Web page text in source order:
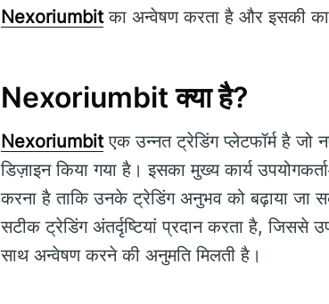
Nexoriumbitका अन्वेषण करता है और इसकी
Nexoriumbit क्या है?
Nexoriumbitएक उन्नत ट्रेडिंग प्लेटफॉर्म है जो
डिज़ाइन किया गया है। इसका मुख्य कार्य
करना है ताकि उनके ट्रेडिंग अनुभव को बढ़ाया
सटीक ट्रेडिंग अंतर्दृष्टियां प्रदान करता है, जिससे
साथ अन्वेषण करने की अनुमति मिलती है।